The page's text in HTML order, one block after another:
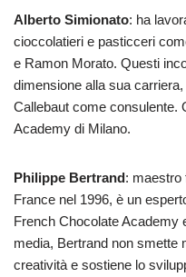
Alberto Simionato: ha
cioccolatieri e pasticceri
e Ramon Morato. Questi
dimensione alla sua
Callebaut come consulente.
Academy di Milano.
Philippe Bertrand: maestro
France nel 1996, è un
French Chocolate Academy
media, Bertrand non smette
creatività e sostiene lo